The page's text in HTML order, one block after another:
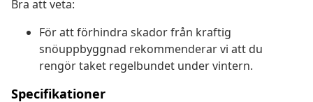
Bra att veta:
För att förhindra skador från kraftig
snöuppbyggnad rekommenderar vi att du
rengör taket regelbundet under vintern.
Specifikationer